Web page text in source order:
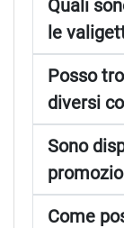
Quali
le
Posso
diversi
Sono
Come